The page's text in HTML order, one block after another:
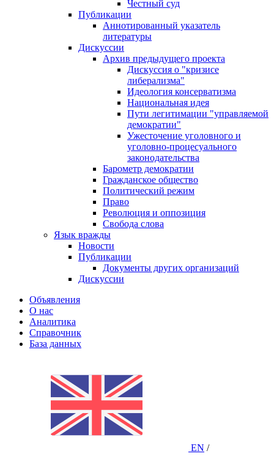
Честный суд
Публикации
Аннотированный указатель
литературы
Дискуссии
Архив предыдущего проекта
Дискуссия о "кризисе
либерализма"
Идеология консерватизма
Национальная идея
Пути легитимации "управляемой
демократии"
Ужесточение уголовного и
уголовно-процесуального
законодательства
Барометр демократии
Гражданское общество
Политический режим
Право
Революция и оппозиция
Свобода слова
Язык вражды
Новости
Публикации
Документы других организаций
Дискуссии
Объявления
О нас
Аналитика
Справочник
База данных
EN /